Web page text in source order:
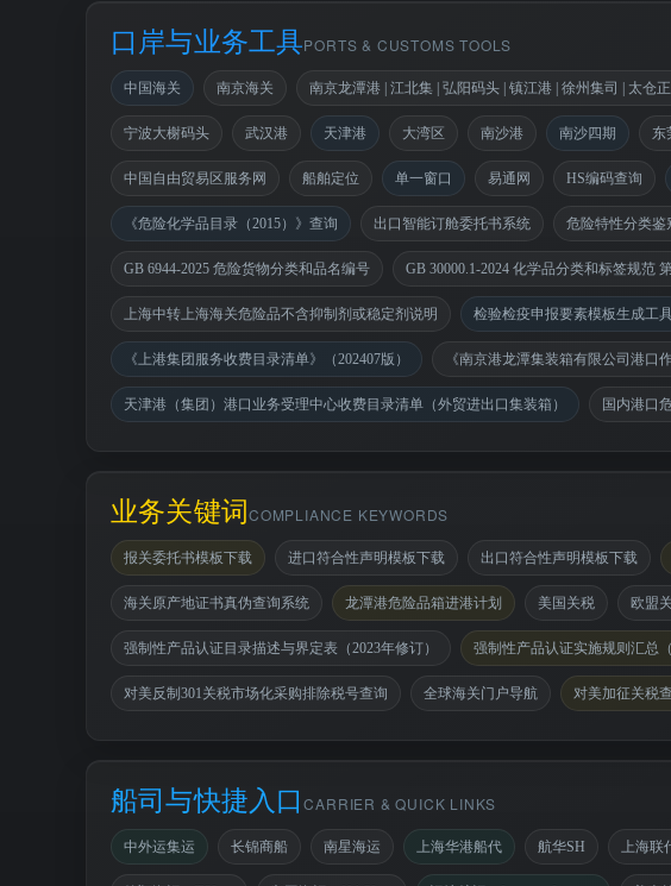
口岸与业务工具PORTS & CUSTOMS TOOLS
中国海关 南京海关 南京龙潭港 | 江北集 | 弘阳码头 | 镇江港 | 徐州集司 | 太仓
宁波大榭码头 武汉港 天津港 大湾区 南沙港 南沙四期 东
中国自由贸易区服务网 船舶定位 单一窗口 易通网 HS编码查询
《危险化学品目录（2015）》查询 出口智能订舱委托书系统 危险特性分类鉴
GB 6944-2025 危险货物分类和品名编号 GB 30000.1-2024 化学品分类和标签规范
上海中转上海海关危险品不含抑制剂或稳定剂说明 检验检疫申报要素模板生成工
《上港集团服务收费目录清单》（202407版） 《南京港龙潭集装箱有限公司港口
天津港（集团）港口业务受理中心收费目录清单（外贸进出口集装箱） 国内港口
业务关键词COMPLIANCE KEYWORDS
报关委托书模板下载 进口符合性声明模板下载 出口符合性声明模板下载
海关原产地证书真伪查询系统 龙潭港危险品箱进港计划 美国关税 欧盟
强制性产品认证目录描述与界定表（2023年修订） 强制性产品认证实施规则汇总
对美反制301关税市场化采购排除税号查询 全球海关门户导航 对美加征关税
船司与快捷入口CARRIER & QUICK LINKS
中外运集运 长锦商船 南星海运 上海华港船代 航华SH 上海联